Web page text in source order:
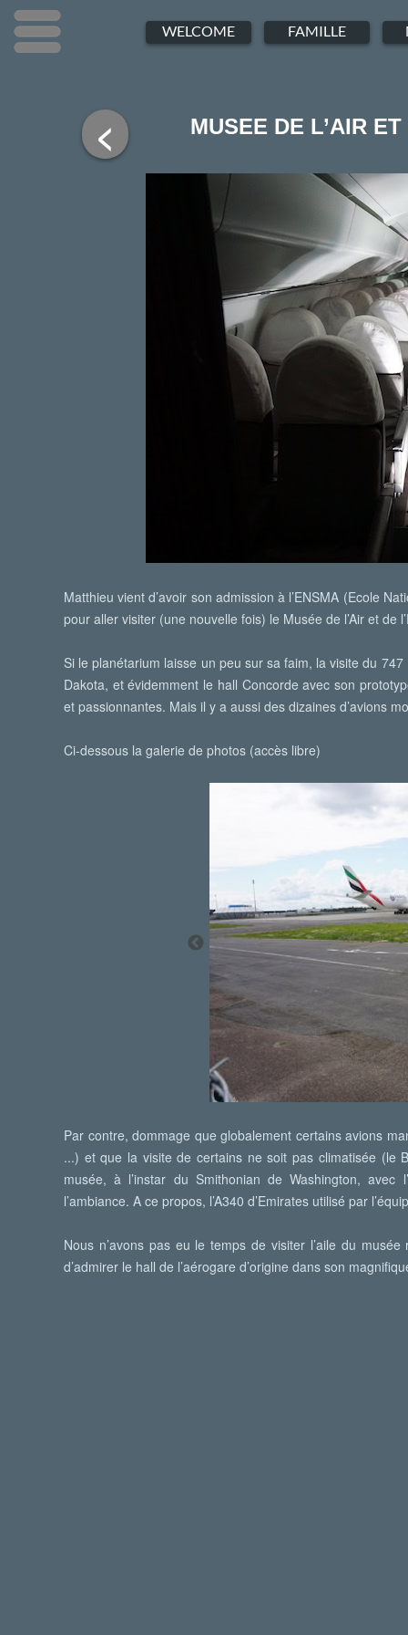
Menu
Menu
Menu WELCOME FAMILLE
< MUSEE DE L’AIR ET
Matthieu vient d’avoir son admission à l’ENSMA (Ecole
pour aller visiter (une nouvelle fois) le Musée de l’Air et de
Si le planétarium laisse un peu sur sa faim, la visite du
Dakota, et évidemment le hall Concorde avec son
et passionnantes. Mais il y a aussi des dizaines d’avions
Ci-dessous la galerie de photos (accès libre)
Par contre, dommage que globalement certains avions
...) et que la visite de certains ne soit pas climatisée (le
musée, à l’instar du Smithonian de Washington, avec
l’ambiance. A ce propos, l’A340 d’Emirates utilisé par
Nous n’avons pas eu le temps de visiter l’aile du
d’admirer le hall de l’aérogare d’origine dans son